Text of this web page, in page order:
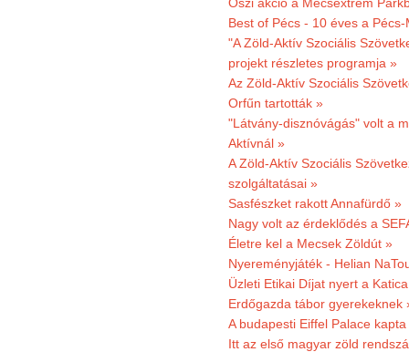
Best of Pécs - 10 éves a
"A Zöld-Aktív Szociális
projekt részletes programja »
Az Zöld-Aktív Szociális
Orfűn tartották »
"Látvány-disznóvágás" volt a
Aktívnál »
A Zöld-Aktív Szociális
szolgáltatásai »
Sasfészket rakott Annafürdő »
Nagy volt az érdeklődés a
Életre kel a Mecsek Zöldút »
Nyereményjáték - Helian
Üzleti Etikai Díjat nyert a
Erdőgazda tábor gyerekeknek
A budapesti Eiffel Palace
Itt az első magyar zöld